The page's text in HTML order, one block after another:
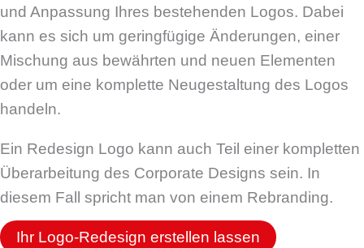
und Anpassung Ihres bestehenden Logos. Dabei
kann es sich um geringfügige Änderungen, einer
Mischung aus bewährten und neuen Elementen
oder um eine komplette Neugestaltung des Logos
handeln.
Ein Redesign Logo kann auch Teil einer kompletten
Überarbeitung des Corporate Designs sein. In
diesem Fall spricht man von einem Rebranding.
Ihr Logo-Redesign erstellen lassen